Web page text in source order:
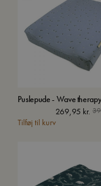
Puslepude - Wave
269,95 kr.
Tilføj til kurv